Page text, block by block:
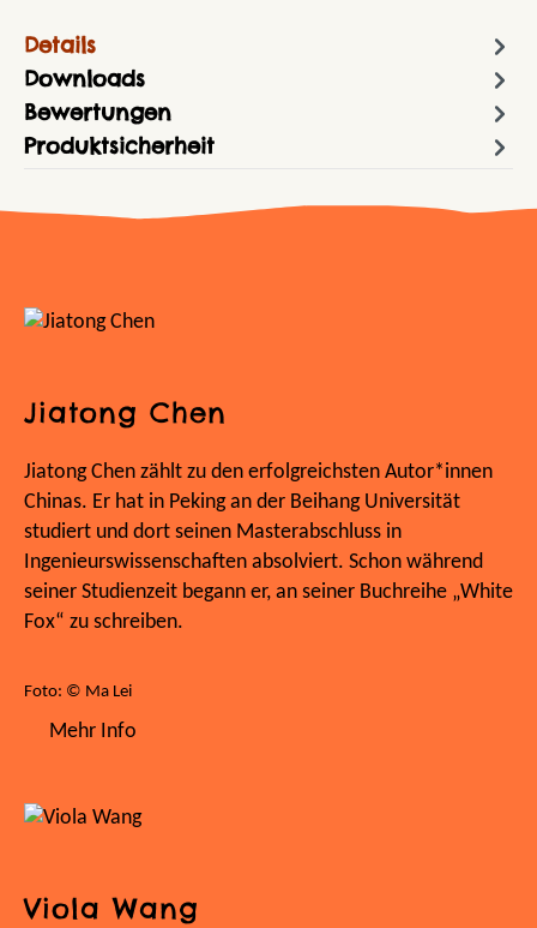
Details
Downloads
Bewertungen
Produktsicherheit
Jiatong Chen
Jiatong Chen zählt zu den erfolgreichsten Autor*innen
Chinas. Er hat in Peking an der Beihang Universität
studiert und dort seinen Masterabschluss in
Ingenieurswissenschaften absolviert. Schon während
seiner Studienzeit begann er, an seiner Buchreihe „White
Fox“ zu schreiben.
Foto: © Ma Lei
Mehr Info
Viola Wang